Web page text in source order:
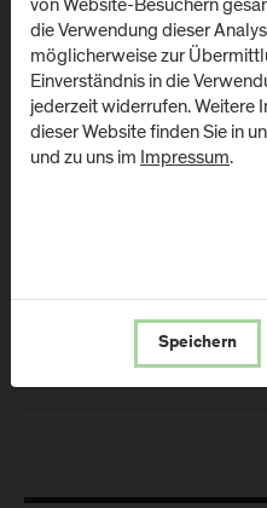
FH-Prof. Mag.
Günter Berger
Senior Lecturer
International Academic
Department Design and
Raum: Kuchl - 1.03
+43-50-
die Verwendung dieser
möglicherweise zur
Einverständnis in die
jederzeit widerrufen. Weitere
dieser Website finden Sie in
und zu uns im Impressum.
Speichern